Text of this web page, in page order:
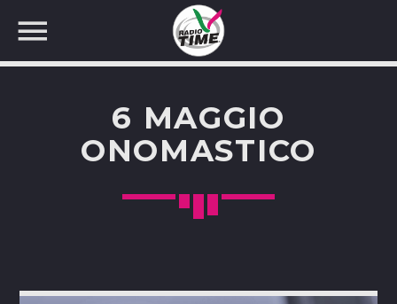
CERCA NEL SITO WEB:
6 MAGGIO
ONOMASTICO